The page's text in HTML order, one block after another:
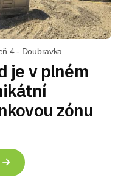
4 - Doubravka
je v plném
zónu